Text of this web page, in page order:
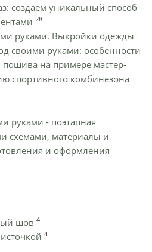
создаем уникальный способ
28
руками. Выкройки одежды
своими руками: особенности
пошива на примере мастер-
спортивного комбинезона
руками - поэтапная
схемами, материалы и
и оформления
шов 4
4